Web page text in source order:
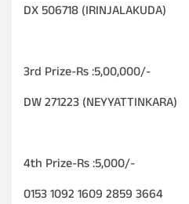
DX 506718 (IRINJALAKUDA)
3rd Prize-Rs :5,00,000/-
DW 271223 (NEYYATTINKARA)
4th Prize-Rs :5,000/-
0153 1092 1609 2859 3664